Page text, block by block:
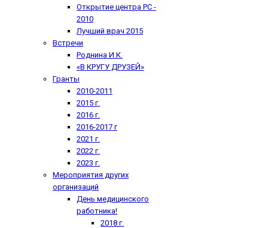
Открытие центра РС -
2010
Лучший врач 2015
Встречи
Роднина И.К.
«В КРУГУ ДРУЗЕЙ»
Гранты
2010-2011
2015 г.
2016 г.
2016-2017 г
2021 г.
2022 г.
2023 г.
Мероприятия других
организаций
День медицинского
работника!
2018 г.